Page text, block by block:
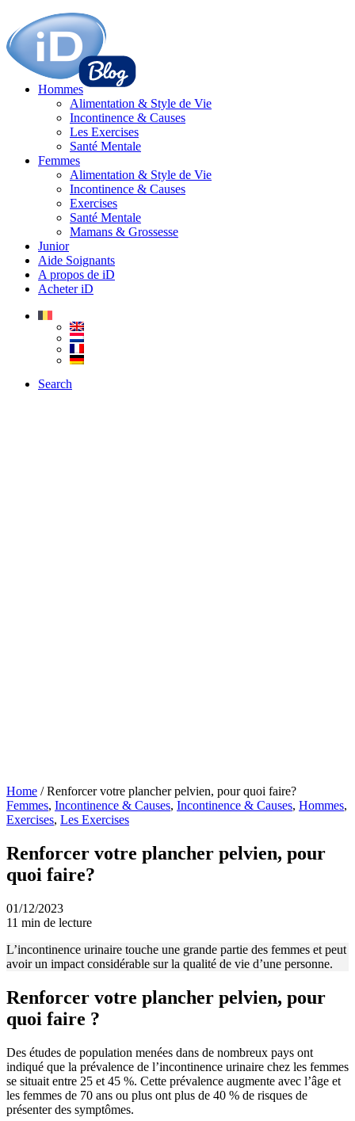
Hommes
Alimentation & Style de Vie
Incontinence & Causes
Les Exercises
Santé Mentale
Femmes
Alimentation & Style de Vie
Incontinence & Causes
Exercises
Santé Mentale
Mamans & Grossesse
Junior
Aide Soignants
A propos de iD
Acheter iD
Search
Home /Renforcer votre plancher pelvien, pour quoi faire?
Femmes, Incontinence & Causes, Incontinence & Causes, Hommes,
Exercises, Les Exercises
Renforcer votre plancher pelvien, pour
quoi faire?
01/12/2023
11 min de lecture
L’incontinence urinaire touche une grande partie des femmes et peut
avoir un impact considérable sur la qualité de vie d’une personne.
Renforcer votre plancher pelvien, pour
quoi faire ?
Des études de population menées dans de nombreux pays ont
indiqué que la prévalence de l’incontinence urinaire chez les femmes
se situait entre 25 et 45 %. Cette prévalence augmente avec l’âge et
les femmes de 70 ans ou plus ont plus de 40 % de risques de
présenter des symptômes.